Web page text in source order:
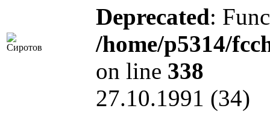
Deprecated:
/home/p5314/
on line 338
27.10.1991 (34)